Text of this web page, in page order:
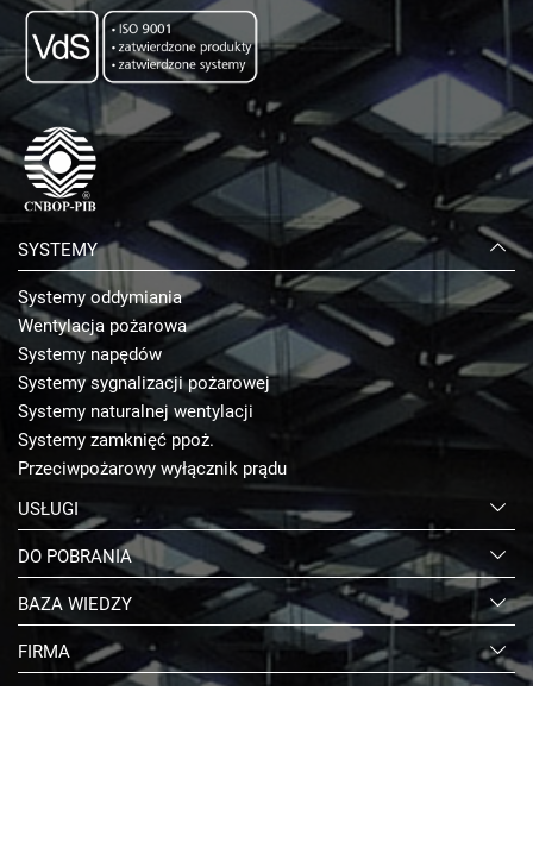
SYSTEMY
Systemy oddymiania
Wentylacja pożarowa
Systemy napędów
Systemy sygnalizacji pożarowej
Systemy naturalnej wentylacji
Systemy zamknięć ppoż.
Przeciwpożarowy wyłącznik prądu
USŁUGI
DO POBRANIA
BAZA WIEDZY
FIRMA